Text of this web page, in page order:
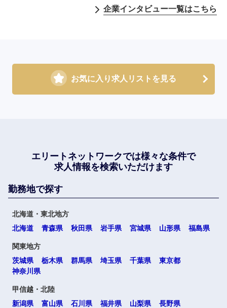
企業インタビュー一覧はこちら
お気に入り求人リストを見る
エリートネットワークでは様々な条件で
求人情報を検索いただけます
勤務地で探す
北海道・東北地方
北海道
青森県 秋田県 岩手県 宮城県 山形県 福島県
関東地方
茨城県
栃木県 群馬県 埼玉県 千葉県
東京都
神奈川県
甲信越・北陸
新潟県
富山県 石川県 福井県 山梨県 長野県